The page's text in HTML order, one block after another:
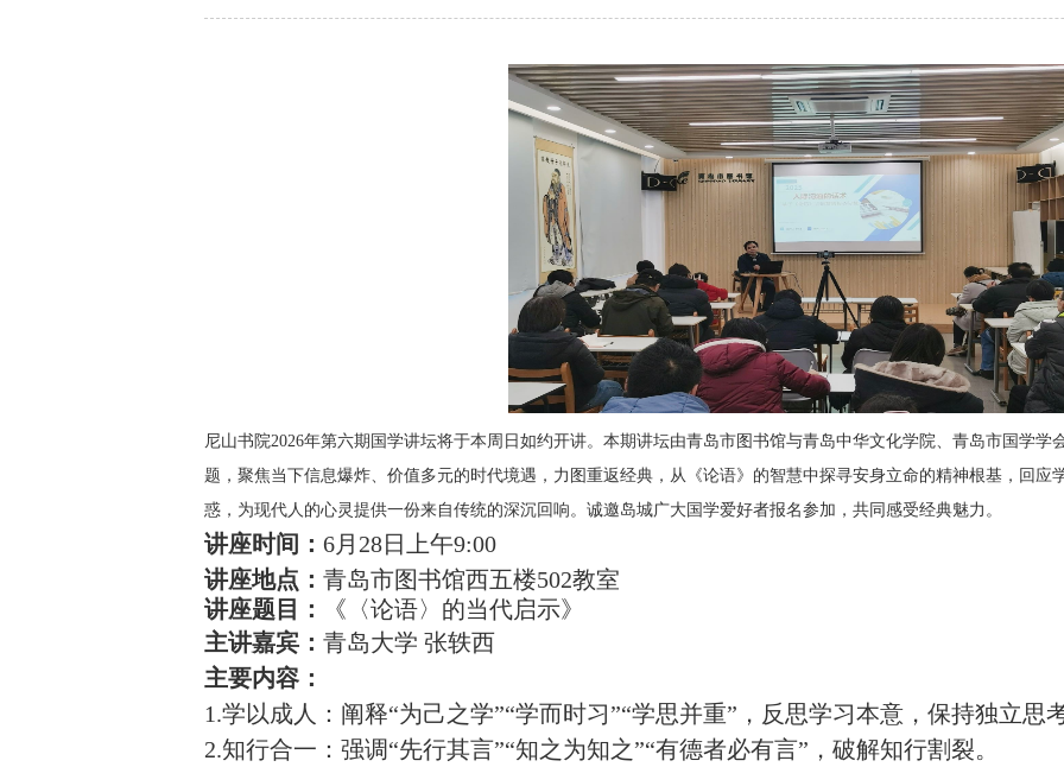
尼山书院2026年第六期国学讲坛将于本周日如约开讲。本期讲坛由青岛市图书馆与青岛中华文化学院、青岛市国学学
题，聚焦当下信息爆炸、价值多元的时代境遇，力图重返经典，从《论语》的智慧中探寻安身立命的精神根基，回应
惑，为现代人的心灵提供一份来自传统的深沉回响。诚邀岛城广大国学爱好者报名参加，共同感受经典魅力。
讲座时间： 6月28日上午9:00
讲座地点： 青岛市图书馆西五楼502教室
讲座题目：
《〈论语〉的当代启示》
主讲嘉宾： 青岛大学 张轶西
主要内容：
1.学以成人：阐释“为己之学”“学而时习”“学思并重”，反思学习本意，保持独立思
2.知行合一：强调“先行其言”“知之为知之”“有德者必有言”，破解知行割裂。